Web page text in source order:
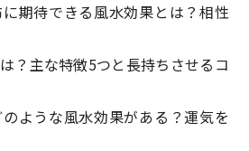
期待できる風水効果とは？相性
？主な特徴5つと長持ちさせるコ
ような風水効果がある？運気を